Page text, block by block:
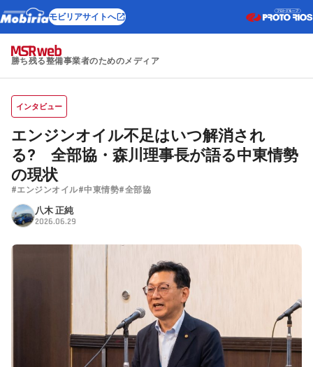
モビリアサイトへ
勝ち残る整備事業者のためのメディア
インタビュー
エンジンオイル不足はいつ解消され
る? 全部協・森川理事長が語る中東情勢
の現状
#エンジンオイル#中東情勢#全部協
八木 正純
2026.06.29